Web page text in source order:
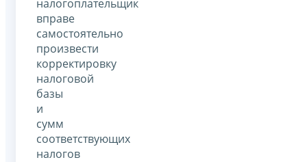
налогоплательщик
вправе
самостоятельно
произвести
корректировку
налоговой
базы
и
сумм
соответствующих
налогов